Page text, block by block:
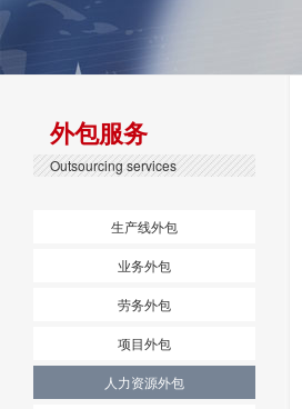
外包服务
Outsourcing services
生产线外包
业务外包
劳务外包
项目外包
人力资源外包